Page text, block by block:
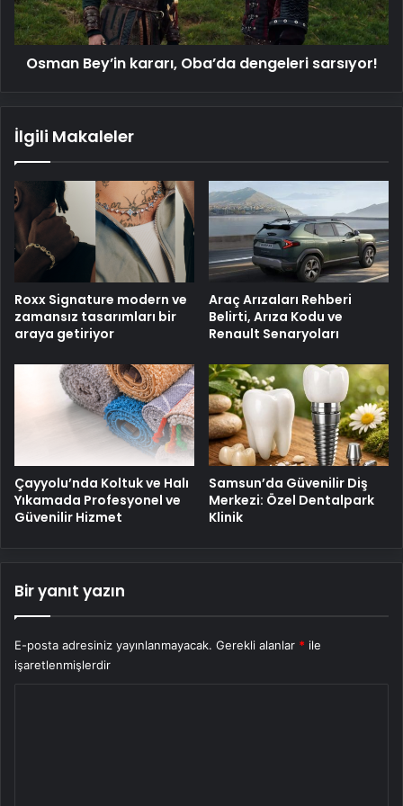
Osman Bey’in kararı, Oba’da dengeleri sarsıyor!
İlgili Makaleler
Roxx Signature modern ve
zamansız tasarımları bir
araya getiriyor
Araç Arızaları Rehberi
Belirti, Arıza Kodu ve
Renault Senaryoları
Çayyolu’nda Koltuk ve Halı
Yıkamada Profesyonel ve
Güvenilir Hizmet
Samsun’da Güvenilir Diş
Merkezi: Özel Dentalpark
Klinik
Bir yanıt yazın
E-posta adresiniz yayınlanmayacak. Gerekli alanlar * ile
işaretlenmişlerdir